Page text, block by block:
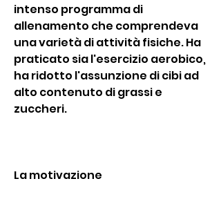
intenso programma di
allenamento che comprendeva
una varietà di attività fisiche. Ha
praticato sia l'esercizio aerobico,
ha ridotto l'assunzione di cibi ad
alto contenuto di grassi e
zuccheri.
La motivazione